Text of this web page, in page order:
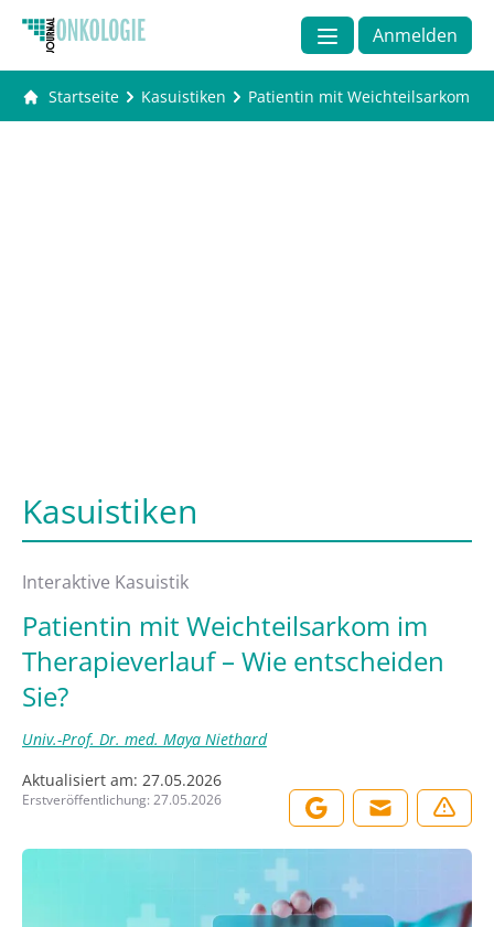
Anmelden
Startseite Kasuistiken Patientin mit Weichteilsarkom
Kasuistiken
Interaktive Kasuistik
Patientin mit Weichteilsarkom im
Therapieverlauf – Wie entscheiden
Sie?
Univ.-Prof. Dr. med. Maya Niethard
Aktualisiert am: 27.05.2026
Erstveröffentlichung: 27.05.2026